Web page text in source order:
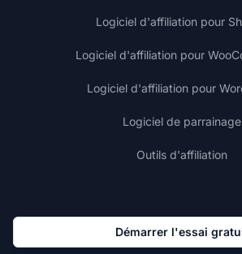
Logiciel d'affiliation pour
Logiciel d'affiliation pour
Logiciel d'affiliation pour
Logiciel de parrainage
Outils d'affiliation
Démarrer l'essai